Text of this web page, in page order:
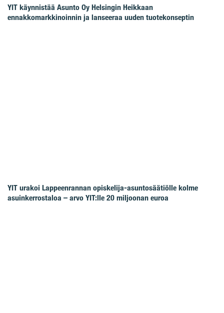
YIT käynnistää Asunto Oy Helsingin Heikkaan
ennakkomarkkinoinnin ja lanseeraa uuden tuotekonseptin
YIT urakoi Lappeenrannan opiskelija-asuntosäätiölle kolme
asuinkerrostaloa – arvo YIT:lle 20 miljoonan euroa